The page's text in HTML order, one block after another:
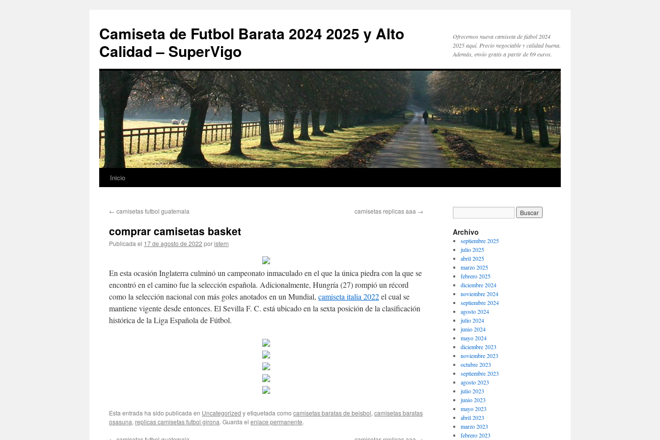
Camiseta de Futbol Barata 2024 2025 y Alto
Calidad – SuperVigo
Ofrecemos nueva camiseta de fútbol 2024
2025 aquí. Precio negociable y calidad buena.
Además, envío gratis a partir de 69 euros.
Saltar
contenido
Inicio
← camisetas futbol guatemala camisetas replicas aaa →
comprar camisetas basket
Publicada el 17 de agosto de 2022 poristern
En esta ocasión Inglaterra culminó un campeonato inmaculado en el que la única piedra con la que se
encontró en el camino fue la selección española. Adicionalmente, Hungría (27) rompió un récord
como la selección nacional con más goles anotados en un Mundial, camiseta italia 2022el cual se
mantiene vigente desde entonces. El Sevilla F. C. está ubicado en la sexta posición de la clasificación
histórica de la Liga Española de Fútbol.
Esta entrada ha sido publicada en Uncategorized y etiquetada como camisetas baratas de beisbol, camisetas baratas
osasuna, replicas camisetas futbol girona. Guarda el enlace permanente.
Archivo
septiembre 2025
julio 2025
abril 2025
marzo 2025
febrero 2025
diciembre 2024
noviembre 2024
septiembre 2024
agosto 2024
julio 2024
junio 2024
mayo 2024
diciembre 2023
noviembre 2023
octubre 2023
septiembre 2023
agosto 2023
julio 2023
junio 2023
mayo 2023
abril 2023
marzo 2023
febrero 2023